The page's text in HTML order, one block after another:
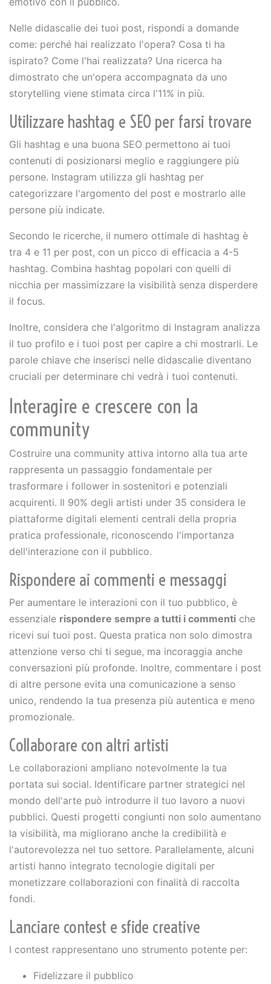
Nelle didascalie dei tuoi post, rispondi a domande
come: perché hai realizzato l'opera? Cosa ti ha
ispirato? Come l'hai realizzata? Una ricerca ha
dimostrato che un'opera accompagnata da uno
storytelling viene stimata circa l'11% in più.
Utilizzare hashtag e SEO per farsi trovare
Gli hashtag e una buona SEO permettono ai tuoi
contenuti di posizionarsi meglio e raggiungere più
persone. Instagram utilizza gli hashtag per
categorizzare l'argomento del post e mostrarlo alle
persone più indicate.
Secondo le ricerche, il numero ottimale di hashtag è
tra 4 e 11 per post, con un picco di efficacia a 4-5
hashtag. Combina hashtag popolari con quelli di
nicchia per massimizzare la visibilità senza disperdere
il focus.
Inoltre, considera che l'algoritmo di Instagram analizza
il tuo profilo e i tuoi post per capire a chi mostrarli. Le
parole chiave che inserisci nelle didascalie diventano
cruciali per determinare chi vedrà i tuoi contenuti.
Interagire e crescere con la
community
Costruire una community attiva intorno alla tua arte
rappresenta un passaggio fondamentale per
trasformare i follower in sostenitori e potenziali
acquirenti. Il 90% degli artisti under 35 considera le
piattaforme digitali elementi centrali della propria
pratica professionale, riconoscendo l'importanza
dell'interazione con il pubblico.
Rispondere ai commenti e messaggi
Per aumentare le interazioni con il tuo pubblico, è
essenziale rispondere sempre a tutti i commenti che
ricevi sui tuoi post. Questa pratica non solo dimostra
attenzione verso chi ti segue, ma incoraggia anche
conversazioni più profonde. Inoltre, commentare i post
di altre persone evita una comunicazione a senso
unico, rendendo la tua presenza più autentica e meno
promozionale.
Collaborare con altri artisti
Le collaborazioni ampliano notevolmente la tua
portata sui social. Identificare partner strategici nel
mondo dell'arte può introdurre il tuo lavoro a nuovi
pubblici. Questi progetti congiunti non solo aumentano
la visibilità, ma migliorano anche la credibilità e
l'autorevolezza nel tuo settore. Parallelamente, alcuni
artisti hanno integrato tecnologie digitali per
monetizzare collaborazioni con finalità di raccolta
fondi.
Lanciare contest e sfide creative
I contest rappresentano uno strumento potente per:
Fidelizzare il pubblico